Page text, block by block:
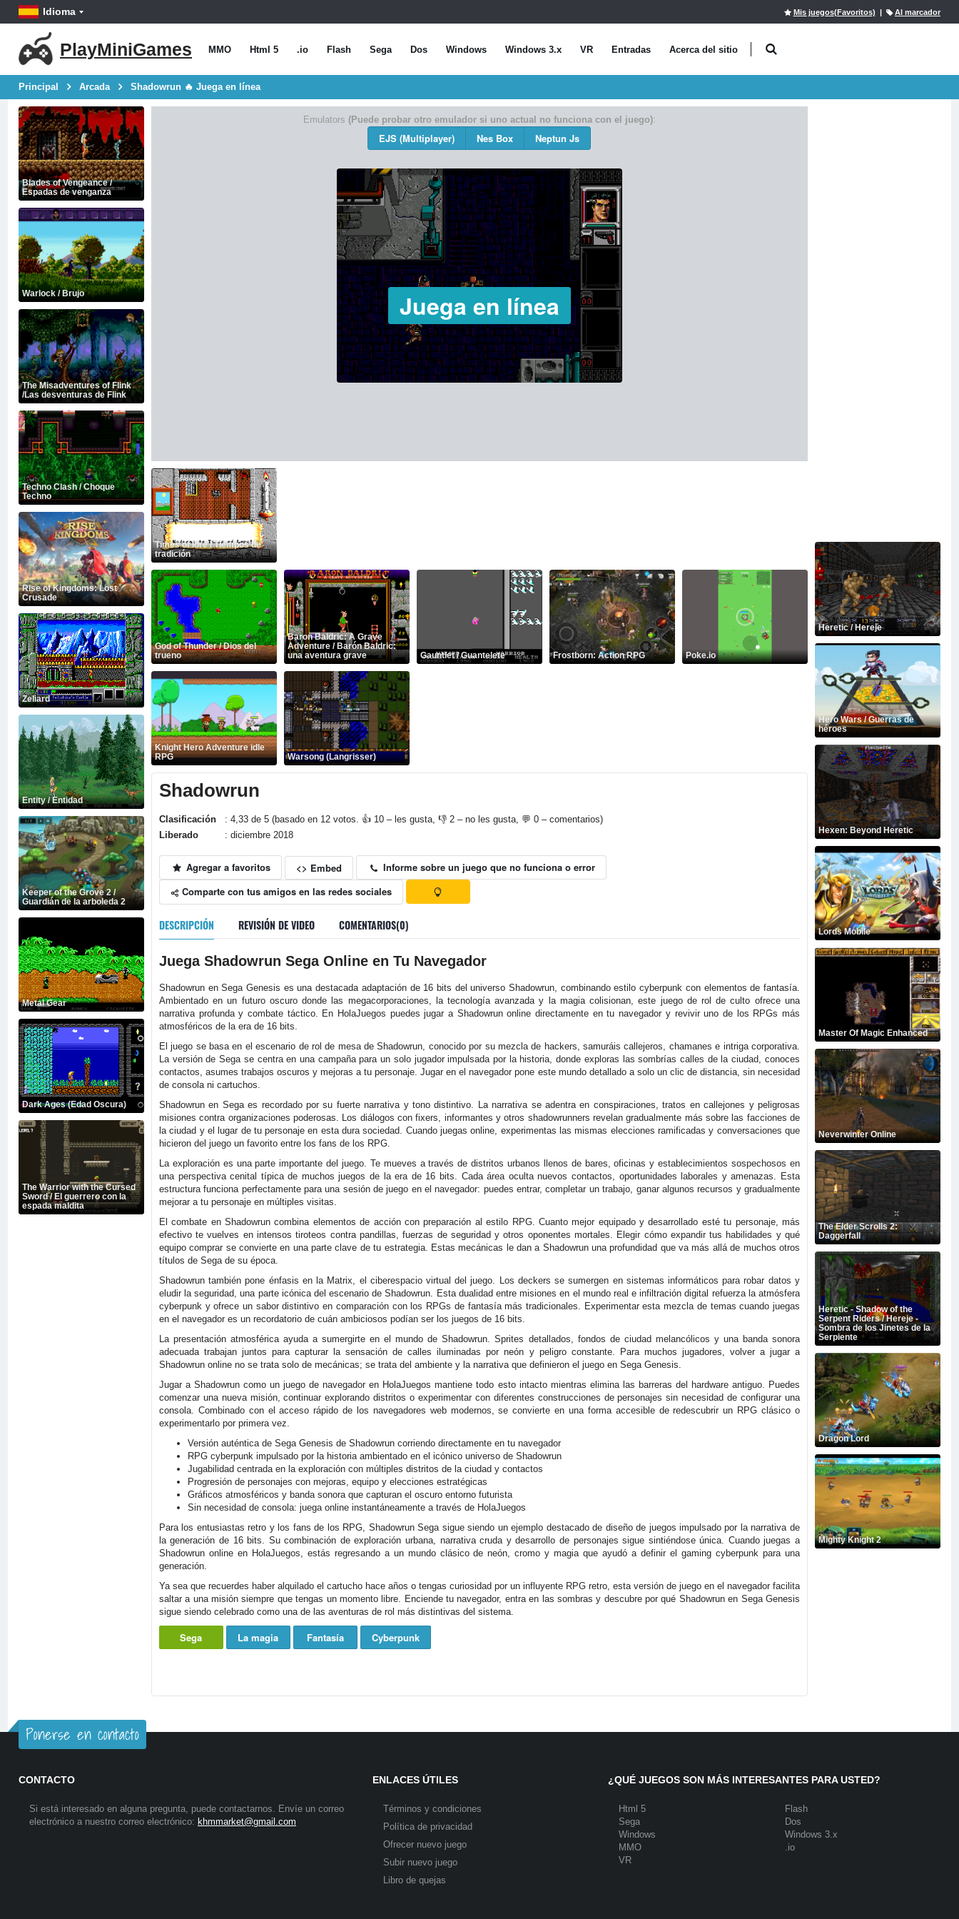
Idioma Mis juegos(Favoritos) | Al marcador
PlayMiniGames MMO Html 5 .io Flash Sega Dos Windows Windows 3.x VR Entradas Acerca del sitio
Principal Arcada Shadowrun 🔥 Juega en línea
Blades of Vengeance /
Espadas de venganza
Warlock / Brujo
The Misadventures of Flink
/Las desventuras de Flink
Techno Clash / Choque
Techno
Rise of Kingdoms: Lost
Crusade
Zeliard
Entity / Entidad
Keeper of the Grove 2 /
Guardián de la arboleda 2
Metal Gear
Dark Ages (Edad Oscura)
The Warrior with the Cursed
Sword / El guerrero con la
espada maldita
Emulators (Puede probar otro emulador si uno actual no funciona con el juego):
EJS (Multiplayer) Nes Box Neptun Js
Juega en línea
Times of lore / Tiempos de
tradición
God of Thunder / Dios del
trueno
Baron Baldric: A Grave
Adventure / Barón Baldric:
una aventura grave
Gauntlet / Guantelete Frostborn: Action RPG Poke.io
Knight Hero Adventure idle
RPG
Warsong (Langrisser)
Shadowrun
Clasificación
: 4,33 de 5 (basado en 12 votos. 👍 10 – les gusta, 👎 2 – no les gusta, 💬 0 – comentarios)
Liberado
: diciembre 2018
Agregar a favoritos <> Embed
Informe sobre un juego que no funciona o error
Comparte con tus amigos en las redes sociales
DESCRIPCIÓN REVISIÓN DE VIDEO COMENTARIOS(0)
Juega Shadowrun Sega Online en Tu Navegador
Shadowrun en Sega Genesis es una destacada adaptación de 16 bits del universo Shadowrun, combinando estilo cyberpunk con elementos de fantasía.
Ambientado en un futuro oscuro donde las megacorporaciones, la tecnología avanzada y la magia colisionan, este juego de rol de culto ofrece una
narrativa profunda y combate táctico. En HolaJuegos puedes jugar a Shadowrun online directamente en tu navegador y revivir uno de los RPGs más
atmosféricos de la era de 16 bits.
El juego se basa en el escenario de rol de mesa de Shadowrun, conocido por su mezcla de hackers, samuráis callejeros, chamanes e intriga corporativa.
La versión de Sega se centra en una campaña para un solo jugador impulsada por la historia, donde exploras las sombrías calles de la ciudad, conoces
contactos, asumes trabajos oscuros y mejoras a tu personaje. Jugar en el navegador pone este mundo detallado a solo un clic de distancia, sin necesidad
de consola ni cartuchos.
Shadowrun en Sega es recordado por su fuerte narrativa y tono distintivo. La narrativa se adentra en conspiraciones, tratos en callejones y peligrosas
misiones contra organizaciones poderosas. Los diálogos con fixers, informantes y otros shadowrunners revelan gradualmente más sobre las facciones de
la ciudad y el lugar de tu personaje en esta dura sociedad. Cuando juegas online, experimentas las mismas elecciones ramificadas y conversaciones que
hicieron del juego un favorito entre los fans de los RPG.
La exploración es una parte importante del juego. Te mueves a través de distritos urbanos llenos de bares, oficinas y establecimientos sospechosos en
una perspectiva cenital típica de muchos juegos de la era de 16 bits. Cada área oculta nuevos contactos, oportunidades laborales y amenazas. Esta
estructura funciona perfectamente para una sesión de juego en el navegador: puedes entrar, completar un trabajo, ganar algunos recursos y gradualmente
mejorar a tu personaje en múltiples visitas.
El combate en Shadowrun combina elementos de acción con preparación al estilo RPG. Cuanto mejor equipado y desarrollado esté tu personaje, más
efectivo te vuelves en intensos tiroteos contra pandillas, fuerzas de seguridad y otros oponentes mortales. Elegir cómo expandir tus habilidades y qué
equipo comprar se convierte en una parte clave de tu estrategia. Estas mecánicas le dan a Shadowrun una profundidad que va más allá de muchos otros
títulos de Sega de su época.
Shadowrun también pone énfasis en la Matrix, el ciberespacio virtual del juego. Los deckers se sumergen en sistemas informáticos para robar datos y
eludir la seguridad, una parte icónica del escenario de Shadowrun. Esta dualidad entre misiones en el mundo real e infiltración digital refuerza la atmósfera
cyberpunk y ofrece un sabor distintivo en comparación con los RPGs de fantasía más tradicionales. Experimentar esta mezcla de temas cuando juegas
en el navegador es un recordatorio de cuán ambiciosos podían ser los juegos de 16 bits.
La presentación atmosférica ayuda a sumergirte en el mundo de Shadowrun. Sprites detallados, fondos de ciudad melancólicos y una banda sonora
adecuada trabajan juntos para capturar la sensación de calles iluminadas por neón y peligro constante. Para muchos jugadores, volver a jugar a
Shadowrun online no se trata solo de mecánicas; se trata del ambiente y la narrativa que definieron el juego en Sega Genesis.
Jugar a Shadowrun como un juego de navegador en HolaJuegos mantiene todo esto intacto mientras elimina las barreras del hardware antiguo. Puedes
comenzar una nueva misión, continuar explorando distritos o experimentar con diferentes construcciones de personajes sin necesidad de configurar una
consola. Combinado con el acceso rápido de los navegadores web modernos, se convierte en una forma accesible de redescubrir un RPG clásico o
experimentarlo por primera vez.
Versión auténtica de Sega Genesis de Shadowrun corriendo directamente en tu navegador
RPG cyberpunk impulsado por la historia ambientado en el icónico universo de Shadowrun
Jugabilidad centrada en la exploración con múltiples distritos de la ciudad y contactos
Progresión de personajes con mejoras, equipo y elecciones estratégicas
Gráficos atmosféricos y banda sonora que capturan el oscuro entorno futurista
Sin necesidad de consola: juega online instantáneamente a través de HolaJuegos
Para los entusiastas retro y los fans de los RPG, Shadowrun Sega sigue siendo un ejemplo destacado de diseño de juegos impulsado por la narrativa de
la generación de 16 bits. Su combinación de exploración urbana, narrativa cruda y desarrollo de personajes sigue sintiéndose única. Cuando juegas a
Shadowrun online en HolaJuegos, estás regresando a un mundo clásico de neón, cromo y magia que ayudó a definir el gaming cyberpunk para una
generación.
Ya sea que recuerdes haber alquilado el cartucho hace años o tengas curiosidad por un influyente RPG retro, esta versión de juego en el navegador facilita
saltar a una misión siempre que tengas un momento libre. Enciende tu navegador, entra en las sombras y descubre por qué Shadowrun en Sega Genesis
sigue siendo celebrado como una de las aventuras de rol más distintivas del sistema.
Sega La magia Fantasía Cyberpunk
Heretic / Hereje
Hero Wars / Guerras de
héroes
Hexen: Beyond Heretic
Lords Mobile
Master Of Magic Enhanced
Neverwinter Online
The Elder Scrolls 2:
Daggerfall
Heretic - Shadow of the
Serpent Riders / Hereje -
Sombra de los Jinetes de la
Serpiente
Dragon Lord
Mighty Knight 2
Ponerse en contacto
CONTACTO
Si está interesado en alguna pregunta, puede contactarnos. Envíe un correo
electrónico a nuestro correo electrónico: khmmarket@gmail.com
ENLACES ÚTILES
Términos y condiciones
Política de privacidad
Ofrecer nuevo juego
Subir nuevo juego
Libro de quejas
¿QUÉ JUEGOS SON MÁS INTERESANTES PARA USTED?
Html 5
Flash
Sega
Dos
Windows
Windows 3.x
MMO
.io
VR